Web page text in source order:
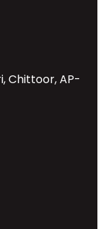
Chittoor, AP-